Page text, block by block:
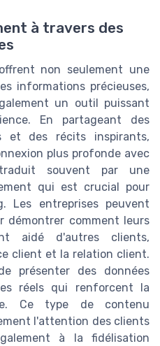
à travers des
non seulement une
informations précieuses,
un outil puissant
En partageant des
et des récits inspirants,
plus profonde avec
souvent par une
qui est crucial pour
Les entreprises peuvent
démontrer comment leurs
aidé d'autres clients,
client et la relation client.
présenter des données
réels qui renforcent la
Ce type de contenu
l'attention des clients
à la fidélisation